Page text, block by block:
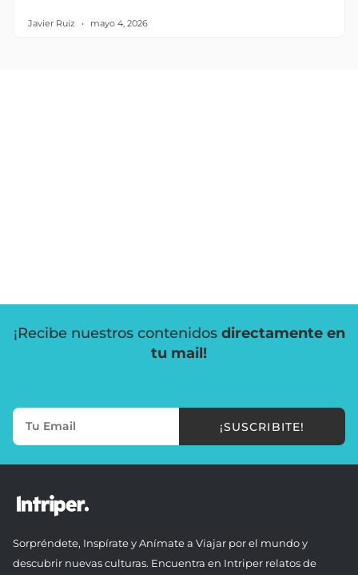
Javier Ruiz mayo 4, 2026
¡Recibe nuestros contenidos directamente en
tu mail!
¡SUSCRIBITE!
Sorpréndete, Inspírate y Anímate a Viajar por el mundo y
descubrir nuevas culturas. Encuentra en Intriper relatos de